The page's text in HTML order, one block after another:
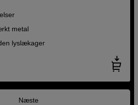
metal
lyslækager
Næste